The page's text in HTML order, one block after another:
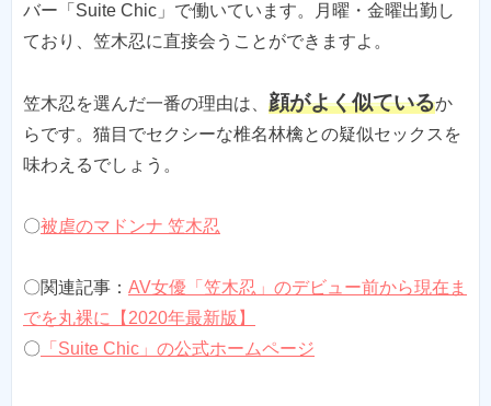
バー「Suite Chic」で働いています。月曜・金曜出勤し
ており、笠木忍に直接会うことができますよ。
笠木忍を選んだ一番の理由は、 顔がよく似ているか
らです。猫目でセクシーな椎名林檎との疑似セックスを
味わえるでしょう。
〇被虐のマドンナ 笠木忍
〇関連記事： AV女優「笠木忍」のデビュー前から現在ま
でを丸裸に【2020年最新版】
〇 「Suite Chic」の公式ホームページ